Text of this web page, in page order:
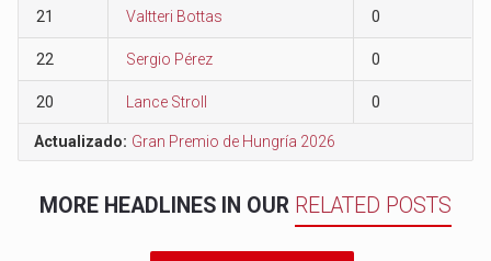
21 Valtteri Bottas 0
22 Sergio Pérez 0
20 Lance Stroll 0
Actualizado: Gran Premio de Hungría 2026
MORE HEADLINES IN OUR RELATED POSTS